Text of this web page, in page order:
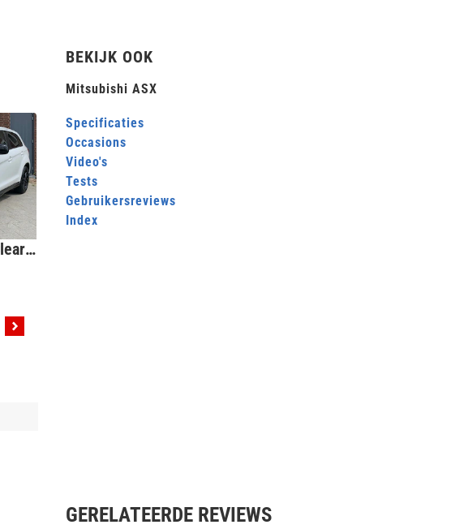
Mitsubishi ASX 1.6 ClearTec Inform|123000KM|Navigatie|Airco|
BEKIJK OOK
Mitsubishi ASX
Specificaties
Occasions
Video's
Tests
Gebruikersreviews
Index
GERELATEERDE REVIEWS